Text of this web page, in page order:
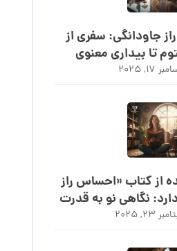
جاودانگی: سفری از
تا بیداری معنوی
۱۷, ۲۰۲۵
از کتاب «احساس راز
نگاهی نو به قدرت
احساس
۲۳, ۲۰۲۵